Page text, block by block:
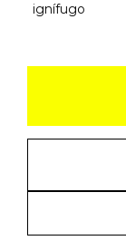
ignífugo